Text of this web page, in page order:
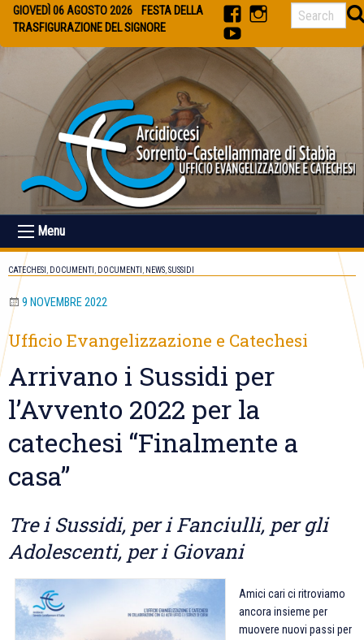
Skip
content
GIOVEDÌ 06 AGOSTO 2026
FESTA DELLA
TRASFIGURAZIONE DEL SIGNORE
facebookInstagram
youtube
Menu
CATECHESI, DOCUMENTI, DOCUMENTI, NEWS,SUSSIDI
9 NOVEMBRE 2022
Ufficio Evangelizzazione e Catechesi
Arrivano i Sussidi per
l’Avvento 2022 per la
catechesi “Finalmente a
casa”
Tre i Sussidi, per i Fanciulli, per gli
Adolescenti, per i Giovani
Amici cari ci ritroviamo
ancora insieme per
muovere nuovi passi per